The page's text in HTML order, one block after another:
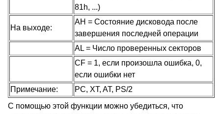
81h, ...)
На выходе:
AH = Состояние дисковода после
завершения последней операции
AL = Число проверенных секторов
CF = 1, если произошла ошибка, 0,
если ошибки нет
Примечание:
PC, XT, AT, PS/2
С помощью этой функции можно убедиться, что